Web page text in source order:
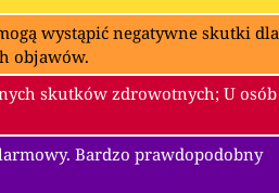
wystąpić negatywne skutki dla
objawów.
skutków zdrowotnych; U osób
Bardzo prawdopodobny